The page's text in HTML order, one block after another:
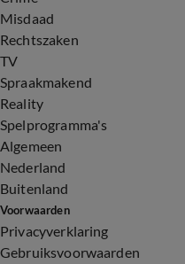
Misdaad
Rechtszaken
TV
Spraakmakend
Reality
Spelprogramma's
Algemeen
Nederland
Buitenland
Voorwaarden
Privacyverklaring
Gebruiksvoorwaarden